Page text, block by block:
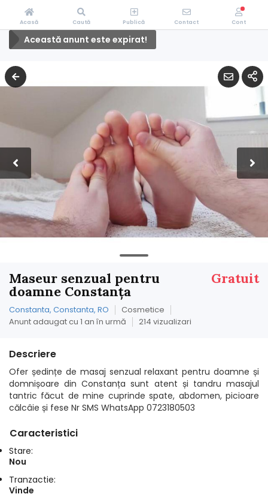
Această anunt este expirat!
Gratuit
Maseur senzual pentru
doamne Constanța
Constanta, Constanta, RO
Cosmetice
Anunt adaugat cu 1 an în urmă
214 vizualizari
Descriere
Ofer ședințe de masaj senzual relaxant pentru doamne și
domnișoare din Constanța sunt atent și tandru masajul
tantric făcut de mine cuprinde spate, abdomen, picioare
călcâie și fese Nr SMS WhatsApp 0723180503
Caracteristici
Stare:
Nou
Tranzactie:
Vinde
Acasă Caută Publică Contact Cont